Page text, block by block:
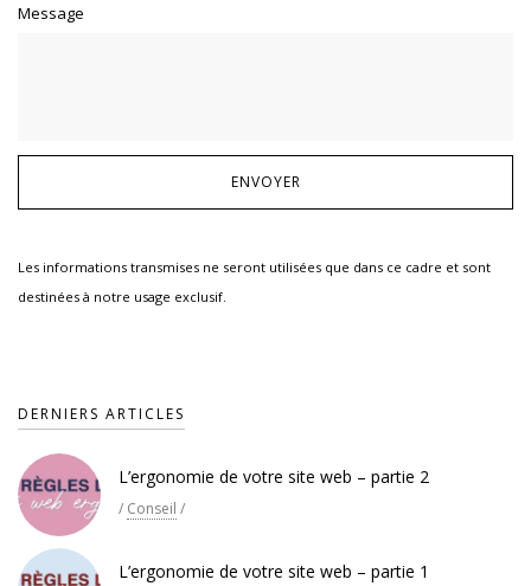
Message
Les informations transmises ne seront utilisées que dans ce cadre et sont
destinées à notre usage exclusif.
DERNIERS ARTICLES
L’ergonomie de votre site web – partie 2
/ Conseil /
L’ergonomie de votre site web – partie 1